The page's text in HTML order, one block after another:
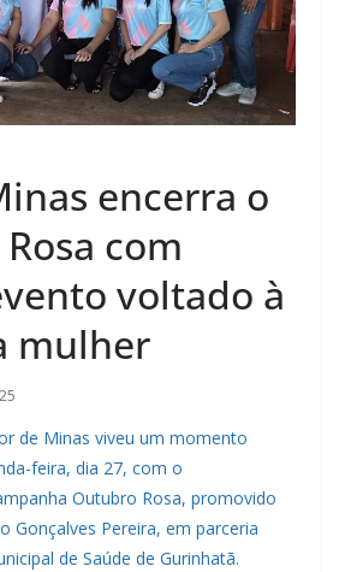
encerra o
com
voltado à
mulher
de Minas viveu um momento
feira, dia 27, com o
Outubro Rosa, promovido
Gonçalves Pereira, em parceria
de Saúde de Gurinhatã.